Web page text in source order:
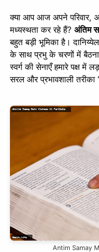
क्या आप आज अपने परिवार,
मध्यस्थता कर रहे हैं? अंतिम
बहुत बड़ी भूमिका है।
के साथ प्रभु के चरणों में बैठना
स्वर्ग की सेनाएँ हमारे पक्ष में
सरल और प्रभावशाली तरीका
Antim Samay